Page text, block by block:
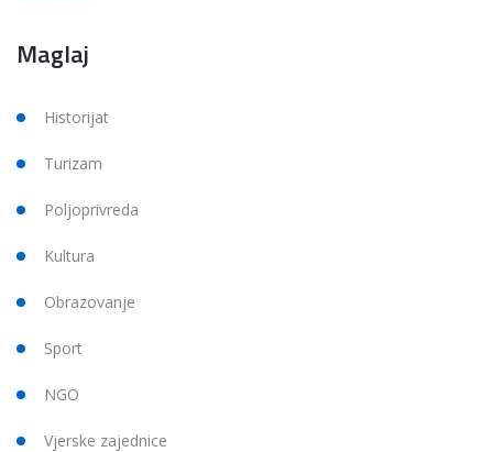
Maglaj
Historijat
Turizam
Poljoprivreda
Kultura
Obrazovanje
Sport
NGO
Vjerske zajednice